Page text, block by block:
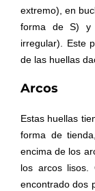
extremo), en
forma de S) y
irregular). Este
de las huellas
Arcos
Estas huellas
forma de
encima de los
los arcos lisos.
encontrado dos